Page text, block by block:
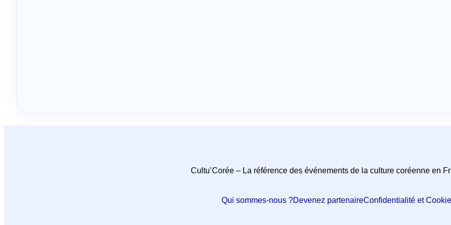
Cultu’Corée – La référence des événements de la culture coréenne en
Qui sommes-nous ?Devenez partenaireConfidentialité et